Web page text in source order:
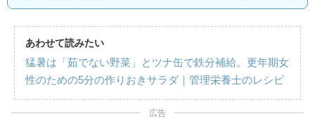
あわせて読みたい
猛暑は「茹でない野菜」とツナ缶で鉄分補給。更年期女
性のための5分の作りおきサラダ｜管理栄養士のレシピ
広告